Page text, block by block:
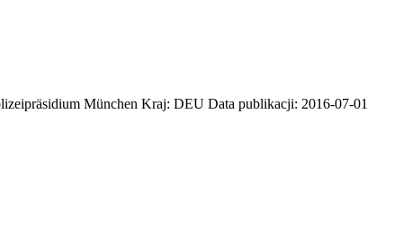
München Kraj: DEU Data publikacji: 2016-07-01